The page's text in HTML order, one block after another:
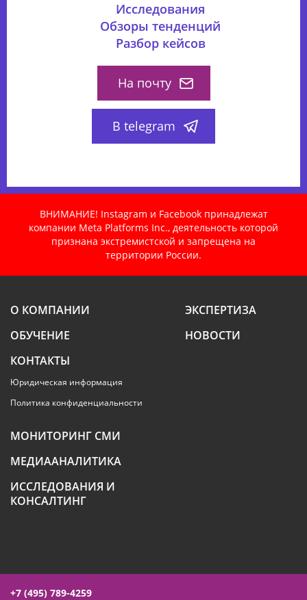
Исследования
Обзоры тенденций
Разбор кейсов
На почту
В telegram
ВНИМАНИЕ! Instagram и Facebook принадлежат
компании Meta Platforms Inc., деятельность которой
признана экстремистской и запрещена на
территории России.
О КОМПАНИИ
ЭКСПЕРТИЗА
ОБУЧЕНИЕ
НОВОСТИ
КОНТАКТЫ
Юридическая информация
Политика конфиденциальности
МОНИТОРИНГ СМИ
МЕДИААНАЛИТИКА
ИССЛЕДОВАНИЯ И
КОНСАЛТИНГ
+7 (495) 789-4259